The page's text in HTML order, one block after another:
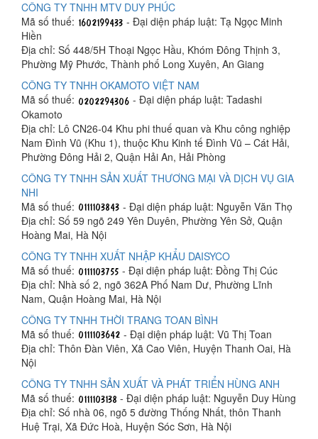
CÔNG TY TNHH MTV DUY PHÚC
Mã số thuế:
- Đại diện pháp luật: Tạ Ngọc Minh
Hiền
Địa chỉ: Số 448/5H Thoại Ngọc Hầu, Khóm Đông Thịnh 3,
Phường Mỹ Phước, Thành phố Long Xuyên, An Giang
CÔNG TY TNHH OKAMOTO VIỆT NAM
Mã số thuế:
- Đại diện pháp luật: Tadashi
Okamoto
Địa chỉ: Lô CN26-04 Khu phi thuế quan và Khu công nghiệp
Nam Đình Vũ (Khu 1), thuộc Khu Kinh tế Đình Vũ – Cát Hải,
Phường Đông Hải 2, Quận Hải An, Hải Phòng
CÔNG TY TNHH SẢN XUẤT THƯƠNG MẠI VÀ DỊCH VỤ GIA
NHI
Mã số thuế:
- Đại diện pháp luật: Nguyễn Văn Thọ
Địa chỉ: Số 59 ngõ 249 Yên Duyên, Phường Yên Sở, Quận
Hoàng Mai, Hà Nội
CÔNG TY TNHH XUẤT NHẬP KHẨU DAISYCO
Mã số thuế:
- Đại diện pháp luật: Đồng Thị Cúc
Địa chỉ: Nhà số 2, ngõ 362A Phố Nam Dư, Phường Lĩnh
Nam, Quận Hoàng Mai, Hà Nội
CÔNG TY TNHH THỜI TRANG TOAN BÌNH
Mã số thuế:
- Đại diện pháp luật: Vũ Thị Toan
Địa chỉ: Thôn Đàn Viên, Xã Cao Viên, Huyện Thanh Oai, Hà
Nội
CÔNG TY TNHH SẢN XUẤT VÀ PHÁT TRIỂN HÙNG ANH
Mã số thuế:
- Đại diện pháp luật: Nguyễn Duy Hùng
Địa chỉ: Số nhà 06, ngõ 5 đường Thống Nhất, thôn Thanh
Huệ Trại, Xã Đức Hoà, Huyện Sóc Sơn, Hà Nội